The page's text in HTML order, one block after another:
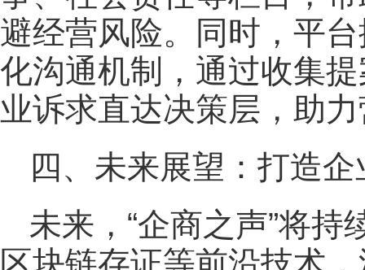
避经营风险。同时，平
化沟通机制，通过收集
业诉求直达决策层，助
四、未来展望：打造
未来，“企商之声”将
区块链存证等前沿技术